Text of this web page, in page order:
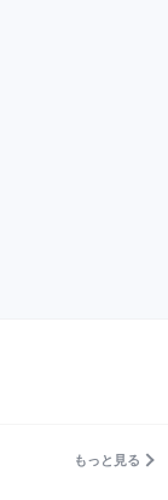
もっと見る